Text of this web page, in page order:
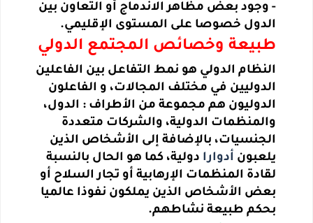
- وجود بعض مظاهر الاندماج أو التعاون بين
الدول خصوصا على المستوى الإقليمي.
طبيعة وخصائص المجتمع الدولي
النظام الدولي هو نمط التفاعل بين الفاعلين
الدوليين في مختلف المجالات، و الفاعلون
الدوليون هم مجموعة من الأطراف : الدول،
والمنظمات الدولية، والشركات متعددة
الجنسيات، بالإضافة إلى الأشخاص الذين
يلعبون أدوارا دولية، كما هو الحال بالنسبة
لقادة المنظمات الإرهابية أو تجار السلاح أو
بعض الأشخاص الذين يملكون نفوذا عالميا
بحكم طبيعة نشاطهم.